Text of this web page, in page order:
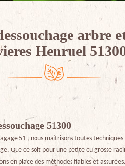
arbre
Henruel
51300
51 , nous maîtrisons toutes techniques
Que ce soit pour une petite ou grosse
en place des méthodes fiables et assurées.